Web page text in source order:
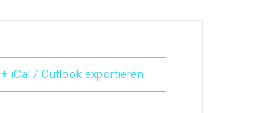
+ iCal / Outlook exportieren